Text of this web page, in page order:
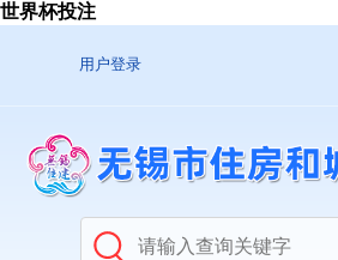
世界杯投注
用户登录